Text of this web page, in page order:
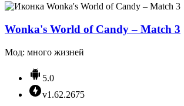
Wonka's World of Candy – Match 3
Мод: много жизней
5.0
v1.62.2675